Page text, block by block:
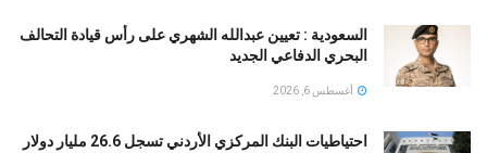
السعودية : تعيين عبدالله الشهري على رأس قيادة التحالف
البحري الدفاعي الجديد
أغسطس 6, 2026
احتياطيات البنك المركزي الأردني تسجل 26.6 مليار دولار